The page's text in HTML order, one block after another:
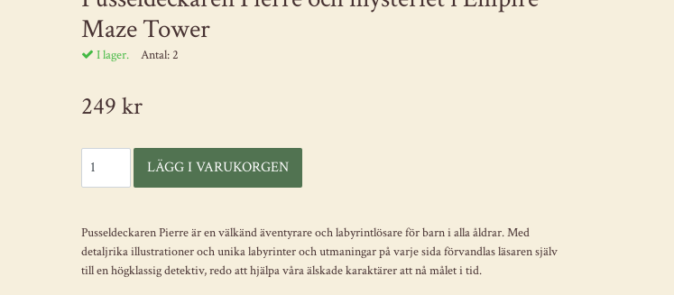
Maze Tower
I lager. Antal:2
249 kr
Pusseldeckaren Pierre är en välkänd äventyrare och labyrintlösare för barn i alla åldrar. Med
detaljrika illustrationer och unika labyrinter och utmaningar på varje sida förvandlas läsaren själv
till en högklassig detektiv, redo att hjälpa våra älskade karaktärer att nå målet i tid.